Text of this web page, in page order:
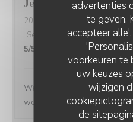
advertenties
te geven.
accepteer
voorkeuren te
uw keuzes
wijzigen
de
Jenny
2026-05-25
- 21:15 - Gasten 2
Service
/5 Atmosfeer: 5/5
5/5
We had a great evening at
wonderful and the food was